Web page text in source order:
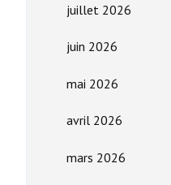
juillet 2026
juin 2026
mai 2026
avril 2026
mars 2026